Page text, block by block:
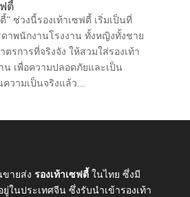
ตี้
” ช่วงนี้รองเท้าเซฟตี้ เริ่มเป็นที่
ดาพนักงานโรงงาน ทั้งหญิงทั้งชาย
ตรการที่จริงจัง ให้สวมใส่รองเท้า
เพื่อความปลอดภัยและเป็น
วามเป็นจริงแล้ว...
ขายส่ง รองเท้าเซฟตี้ ในไทย ซึ่งมี
ในประเทศจีน ซึ่งรับนำเข้ารองเท้า